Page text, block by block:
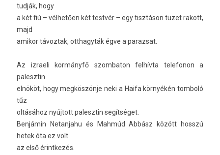
tudják, hogy
a két fiú – vélhetően két testvér – egy tisztáson tüzet rakott,
majd
amikor távoz­tak, otthagyták égve a para­zsat.
Az iz­raeli kormányfő szom­baton felhívta telefonon a
palesztin
elnököt, hogy megköszönje neki a Haifa környékén tom­boló
tűz
oltásához nyújtott palesztin segítséget.
Benjámin Netan­jahu és Mahmúd Abbász között hosszú
hetek óta ez volt
az első érintkezés.